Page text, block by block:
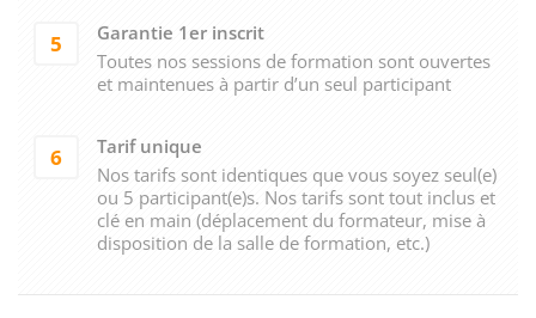
5
Garantie 1er inscrit
Toutes nos sessions de formation sont ouvertes
et maintenues à partir d’un seul participant
6
Tarif unique
Nos tarifs sont identiques que vous soyez seul(e)
ou 5 participant(e)s. Nos tarifs sont tout inclus et
clé en main (déplacement du formateur, mise à
disposition de la salle de formation, etc.)